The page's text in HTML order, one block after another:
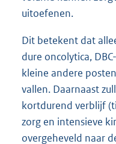
uitoefenen.
Dit betekent dat
dure oncolytica,
kleine andere
vallen. Daarnaast
kortdurend verblijf
zorg en intensieve
overgeheveld naar